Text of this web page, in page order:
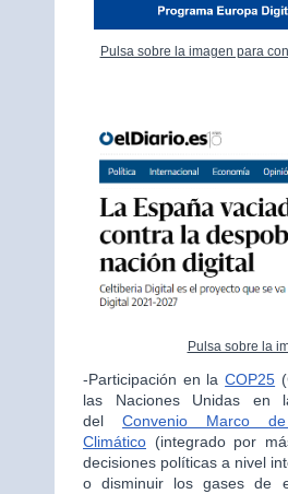
Pulsa sobre la imagen para
Pulsa sobre la
-Participación en laCOP25
las Naciones Unidas en
del Convenio Marco
Climático (integrado por
decisiones políticas a nivel
o disminuir los gases de